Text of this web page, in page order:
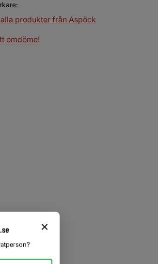
produkter från Aspöck
omdöme!